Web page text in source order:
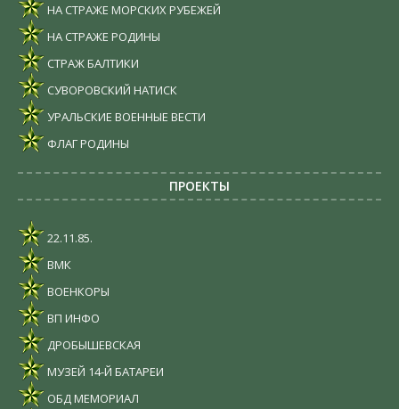
НА СТРАЖЕ МОРСКИХ РУБЕЖЕЙ
НА СТРАЖЕ РОДИНЫ
СТРАЖ БАЛТИКИ
СУВОРОВСКИЙ НАТИСК
УРАЛЬСКИЕ ВОЕННЫЕ ВЕСТИ
ФЛАГ РОДИНЫ
ПРОЕКТЫ
22.11.85.
ВМК
ВОЕНКОРЫ
ВП ИНФО
ДРОБЫШЕВСКАЯ
МУЗЕЙ 14-Й БАТАРЕИ
ОБД МЕМОРИАЛ